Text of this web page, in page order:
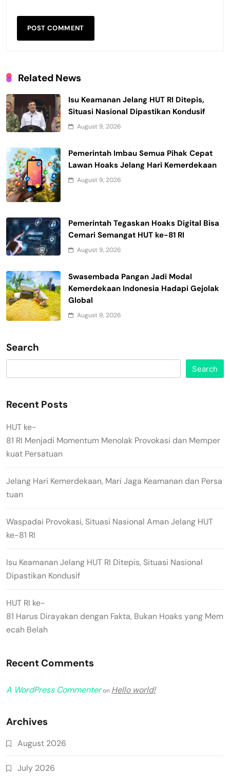
Related News
Isu Keamanan Jelang HUT RI Ditepis,
Situasi Nasional Dipastikan Kondusif
August 9, 2026
Pemerintah Imbau Semua Pihak Cepat
Lawan Hoaks Jelang Hari Kemerdekaan
August 9, 2026
Pemerintah Tegaskan Hoaks Digital Bisa
Cemari Semangat HUT ke-81 RI
August 9, 2026
Swasembada Pangan Jadi Modal
Kemerdekaan Indonesia Hadapi Gejolak
Global
August 9, 2026
Search
Search
Recent Posts
HUT ke-
81 RI Menjadi Momentum Menolak Provokasi dan Memper
kuat Persatuan
Jelang Hari Kemerdekaan, Mari Jaga Keamanan dan Persa
tuan
Waspadai Provokasi, Situasi Nasional Aman Jelang HUT
ke-81 RI
Isu Keamanan Jelang HUT RI Ditepis, Situasi Nasional
Dipastikan Kondusif
HUT RI ke-
81 Harus Dirayakan dengan Fakta, Bukan Hoaks yang Mem
ecah Belah
Recent Comments
A WordPress Commenteron Hello world!
Archives
August 2026
July 2026